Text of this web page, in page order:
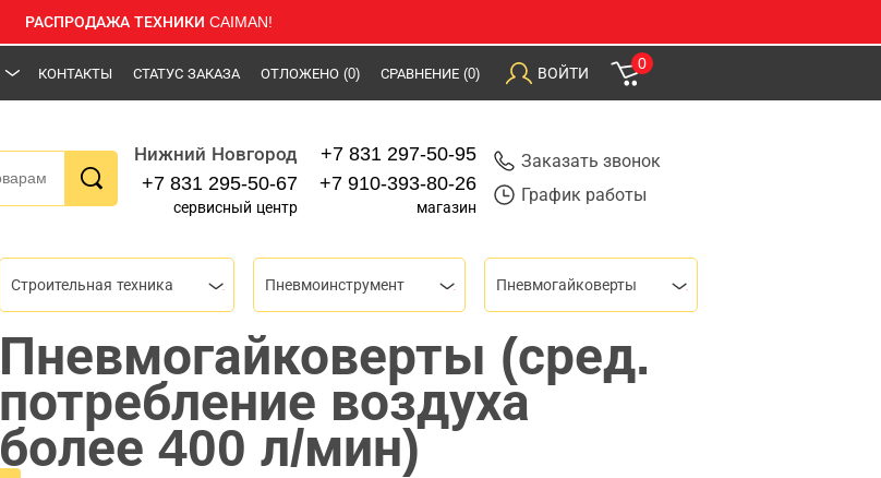
РАСПРОДАЖА ТЕХНИКИ CAIMAN!
КОНТАКТЫ СТАТУС ЗАКАЗА ОТЛОЖЕНО (0) СРАВНЕНИЕ (0) ВОЙТИ
0
Нижний Новгород
+7 831 295-50-67
сервисный центр
+7 831 297-50-95
+7 910-393-80-26
магазин
Заказать звонок
График работы
Строительная техника Пневмоинструмент Пневмогайковерты
Пневмогайковерты (сред.
потребление воздуха
более 400 л/мин)